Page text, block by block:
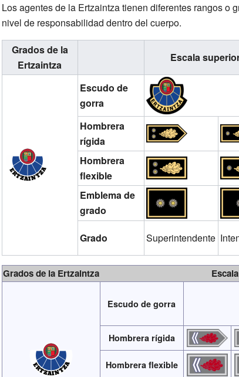
Los agentes de la Ertzaintza tienen diferentes rangos o
nivel de responsabilidad dentro del cuerpo.
Grados de la
Ertzaintza
Escala
Escudo de
gorra
Hombrera
rígida
Hombrera
flexible
Emblema de
grado
Grado Superintendente
Grados de la Ertzaintza
Escudo de gorra
Hombrera rígida
Hombrera flexible